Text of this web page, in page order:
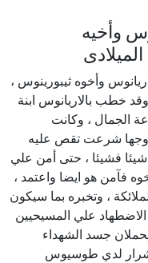
وأخيه
وأخوه ثيبورينوس ،
وقد خطب بالاريانوس ابنة
الجمال ، وكانت
شرعت تقص عليه
شيئا فشيئا ، حتى أمن علي
فآمن هو ايضا واعتمد ،
، وتخبره بما سيكون
الاضطهاد علي المسيحيين
جسد الشهداء
لدي طوسيوس